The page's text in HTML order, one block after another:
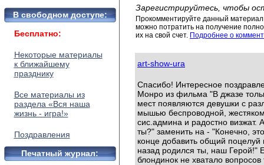
В свободном доступе:
Бесплатно:
Некоторые материалы
к ближайшему
празднику
Все материалы из
раздела «Вся наша
жизнь - игра!»
Поздравления
Печатный журнал:
Зарегистрируйтесь, чтобы
Прокомментируйте данный
можно потратить на получение
их на свой счет. Подробнее о
art-show-ura
Спасибо! Интересное
Монро из фильма "В джазе
мест появляются девушки с
мышью беспроводной,
сис.админа и радостно
ты?" заменить на - "Конечно,
конце добавить общий поцелуй
назад родился ты, наш Герой!"
блондинок не хватало вопросов